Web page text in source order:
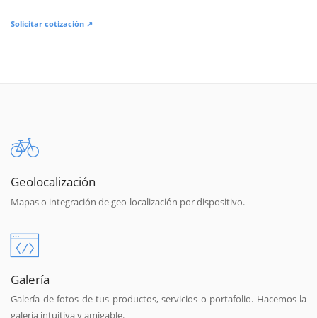
Solicitar cotización ↗
Geolocalización
Mapas o integración de geo-localización por dispositivo.
Galería
Galería de fotos de tus productos, servicios o portafolio. Hacemos la